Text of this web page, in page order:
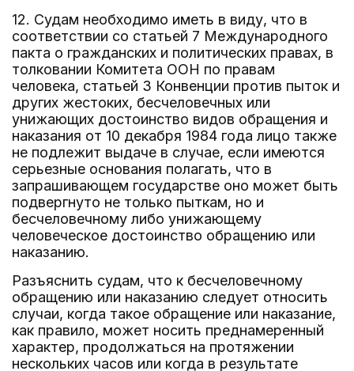
12. Судам необходимо иметь в виду, что в
соответствии со статьей 7 Международного
пакта о гражданских и политических правах, в
толковании Комитета ООН по правам
человека, статьей 3 Конвенции против пыток и
других жестоких, бесчеловечных или
унижающих достоинство видов обращения и
наказания от 10 декабря 1984 года лицо также
не подлежит выдаче в случае, если имеются
серьезные основания полагать, что в
запрашивающем государстве оно может быть
подвергнуто не только пыткам, но и
бесчеловечному либо унижающему
человеческое достоинство обращению или
наказанию.
Разъяснить судам, что к бесчеловечному
обращению или наказанию следует относить
случаи, когда такое обращение или наказание,
как правило, может носить преднамеренный
характер, продолжаться на протяжении
нескольких часов или когда в результате